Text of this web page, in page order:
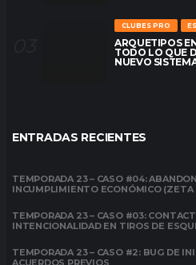
CLUBES PRO
ARQUETIPOS
TODO LO QUE
NUEVO
ENTRADAS RECIENTES
TEMPORADA 23 – CASO #04:
INCUMPLIMIENTO ECONÓMICO (ZETA
TEMPORADA 23 – CASO #03:
INTENCIONALIDAD EN TIROS DE
TEMPORADA 23 – CASO #2: BUG DE
ACUERDOS PREVIOS